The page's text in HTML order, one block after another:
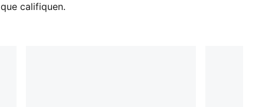
que califiquen.